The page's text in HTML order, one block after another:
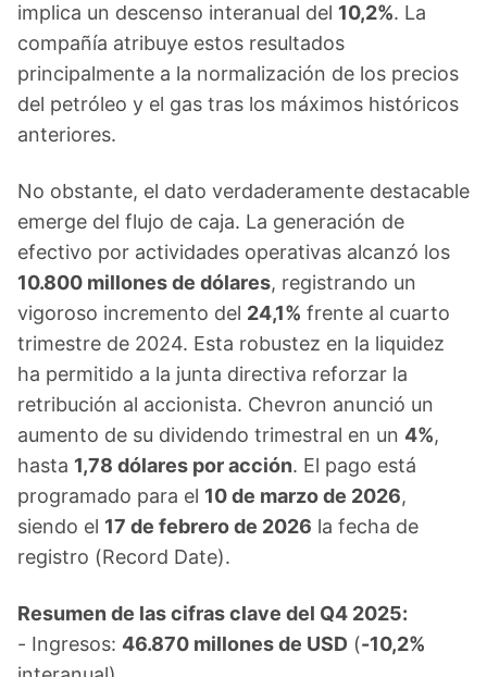
implica un descenso interanual del 10,2%. La
compañía atribuye estos resultados
principalmente a la normalización de los precios
del petróleo y el gas tras los máximos históricos
anteriores.
No obstante, el dato verdaderamente destacable
emerge del flujo de caja. La generación de
efectivo por actividades operativas alcanzó los
10.800 millones de dólares, registrando un
vigoroso incremento del 24,1% frente al cuarto
trimestre de 2024. Esta robustez en la liquidez
ha permitido a la junta directiva reforzar la
retribución al accionista. Chevron anunció un
aumento de su dividendo trimestral en un 4%,
hasta 1,78 dólares por acción. El pago está
programado para el 10 de marzo de 2026,
siendo el 17 de febrero de 2026 la fecha de
registro (Record Date).
Resumen de las cifras clave del Q4 2025:
- Ingresos: 46.870 millones de USD (-10,2%